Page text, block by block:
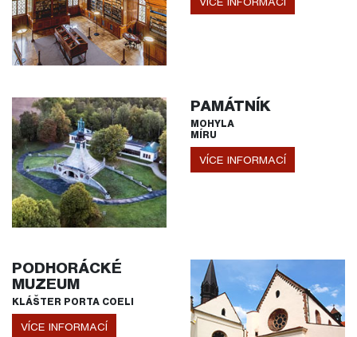
PAMÁTNÍK
MOHYLA
MÍRU
VÍCE INFORMACÍ
PODHORÁCKÉ
MUZEUM
KLÁŠTER PORTA COELI
VÍCE INFORMACÍ